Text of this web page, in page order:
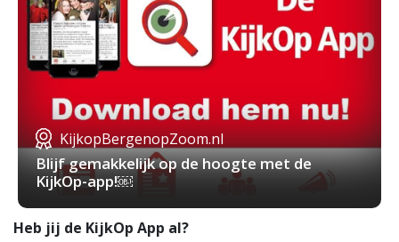
KijkopBergenopZoom.nl
Blijf gemakkelijk op de hoogte met de
KijkOp-app!￼
Heb jij de KijkOp App al?